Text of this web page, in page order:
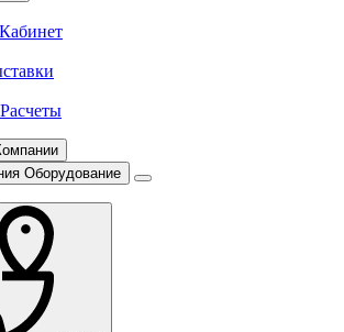
Кабинет
Расчеты
Оборудование